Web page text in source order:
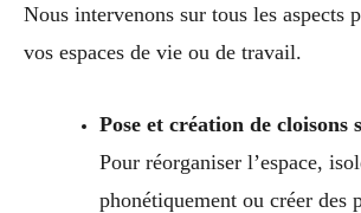
Nous intervenons sur tous les aspects
vos espaces de vie ou de travail.
Pose et création de cloisons
Pour réorganiser l’espace,
phonétiquement ou créer des